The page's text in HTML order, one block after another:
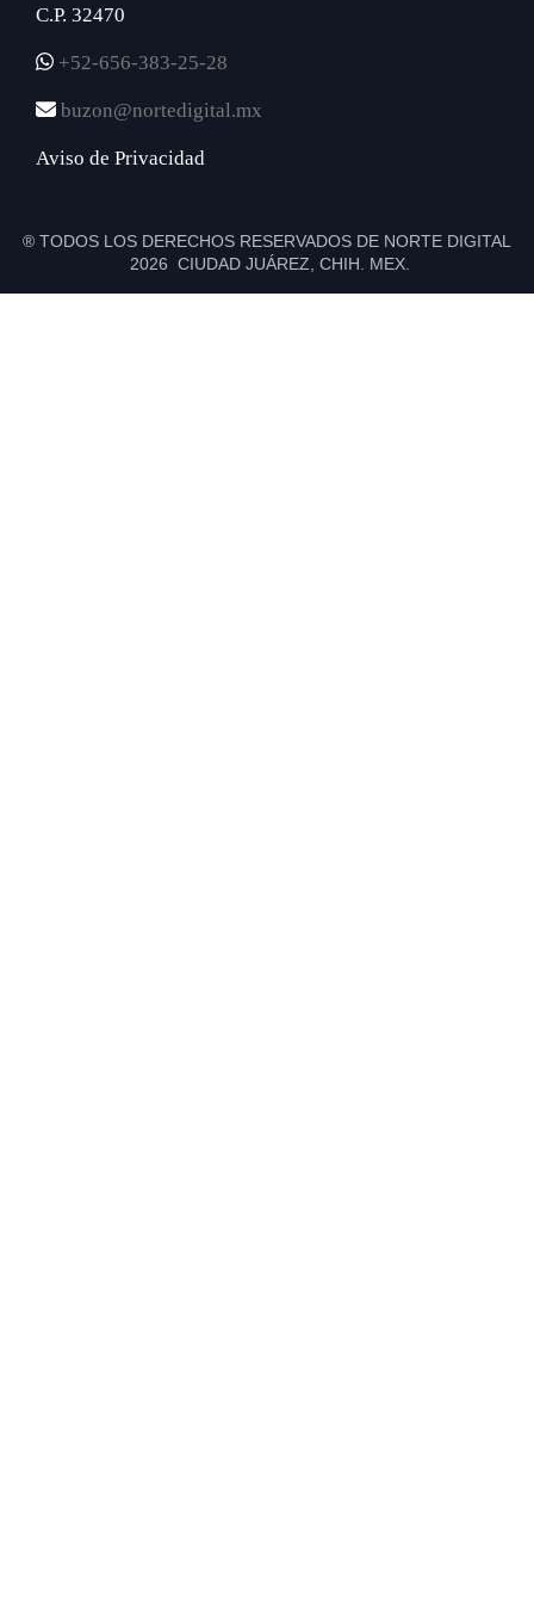
C.P. 32470
+52-656-383-25-28
buzon@nortedigital.mx
Aviso de Privacidad
® TODOS LOS DERECHOS RESERVADOS DE NORTE DIGITAL
2026 CIUDAD JUÁREZ, CHIH. MEX.